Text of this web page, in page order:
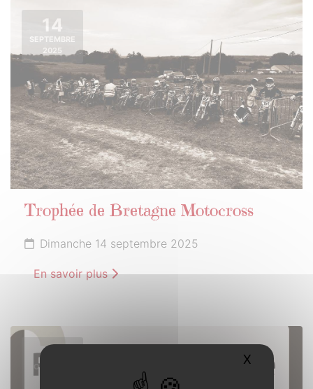
14
SEPTEMBRE
2025
Trophée de Bretagne Motocross
Dimanche 14 septembre 2025
En savoir plus
17
OCTOBRE
X Masquer